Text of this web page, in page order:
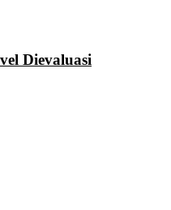
Dievaluasi